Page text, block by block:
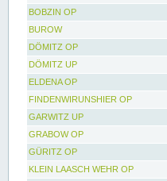
BOBZIN OP
BUROW
DÖMITZ OP
DÖMITZ UP
ELDENA OP
FINDENWIRUNSHIER OP
GARWITZ UP
GRABOW OP
GÜRITZ OP
KLEIN LAASCH WEHR OP